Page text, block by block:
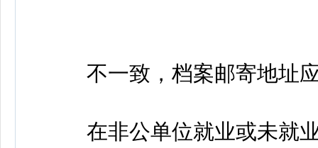
不一致，档案邮寄地址
在非公单位就业或未就业